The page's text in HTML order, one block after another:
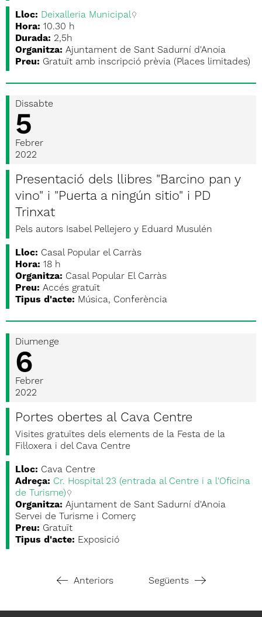
Lloc: Deixalleria Municipal
Hora: 10.30 h
Durada: 2,5h
Organitza: Ajuntament de Sant Sadurní d'Anoia
Preu: Gratuït amb inscripció prèvia (Places limitades)
Dissabte
5
Febrer
2022
Presentació dels llibres "Barcino pan y
vino" i "Puerta a ningún sitio" i PD
Trinxat
Pels autors Isabel Pellejero y Eduard Musulén
Lloc: Casal Popular el Carràs
Hora: 18 h
Organitza: Casal Popular El Carràs
Preu: Accés gratuït
Tipus d'acte: Música, Conferència
Diumenge
6
Febrer
2022
Portes obertes al Cava Centre
Visites gratuïtes dels elements de la Festa de la
Fil·loxera i del Cava Centre
Lloc: Cava Centre
Adreça: Cr. Hospital 23 (entrada al Centre i a l'Oficina
de Turisme)
Organitza: Ajuntament de Sant Sadurní d'Anoia
Servei de Turisme i Comerç
Preu: Gratuït
Tipus d'acte: Exposició
Anteriors Següents